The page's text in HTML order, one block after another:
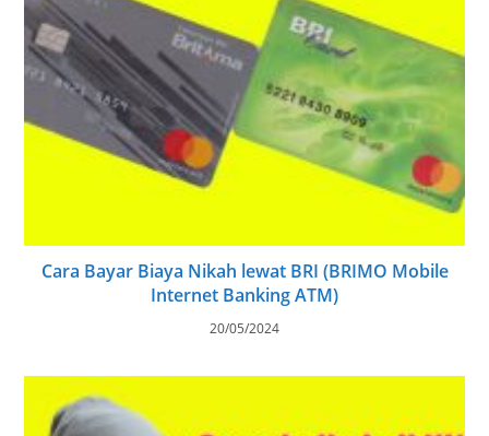
Cara Bayar Biaya Nikah lewat BRI (BRIMO Mobile
Internet Banking ATM)
20/05/2024